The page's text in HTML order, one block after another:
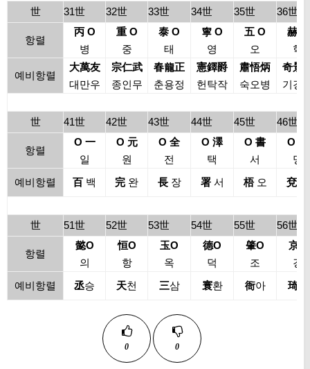
世
31世 32世 33世 34世 35世 36世
항렬
丙 O
병
重 O
중
泰 O
태
寧 O
영
五 O
오
赫 O
혁
예비항렬
大萬友
대만우
宗仁武
종인무
春龍正
춘용정
憲鐸爵
헌탁작
肅悟炳
숙오병
奇景
기경
世 41世 42世 43世 44世 45世 46世
항렬
O 一
일
O 元
원
O 全
전
O 澤
택
O 書
서
O 溟
명
예비항렬
百 백 完 완 長장 署서 梧오 兗연
世 51世 52世 53世 54世 55世 56世
항렬
懿O
의
恒O
항
玉O
옥
德O
덕
肇O
조
京O
경
예비항렬
丞승 天천 三삼 寰환 衙아 琦
0 0